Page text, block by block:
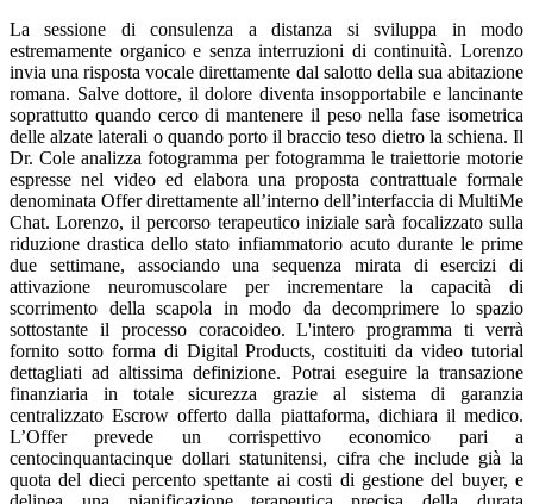
La sessione di consulenza a distanza si sviluppa in modo
estremamente organico e senza interruzioni di continuità. Lorenzo
invia una risposta vocale direttamente dal salotto della sua abitazione
romana. Salve dottore, il dolore diventa insopportabile e lancinante
soprattutto quando cerco di mantenere il peso nella fase isometrica
delle alzate laterali o quando porto il braccio teso dietro la schiena. Il
Dr. Cole analizza fotogramma per fotogramma le traiettorie motorie
espresse nel video ed elabora una proposta contrattuale formale
denominata Offer direttamente all’interno dell’interfaccia di MultiMe
Chat. Lorenzo, il percorso terapeutico iniziale sarà focalizzato sulla
riduzione drastica dello stato infiammatorio acuto durante le prime
due settimane, associando una sequenza mirata di esercizi di
attivazione neuromuscolare per incrementare la capacità di
scorrimento della scapola in modo da decomprimere lo spazio
sottostante il processo coracoideo. L'intero programma ti verrà
fornito sotto forma di Digital Products, costituiti da video tutorial
dettagliati ad altissima definizione. Potrai eseguire la transazione
finanziaria in totale sicurezza grazie al sistema di garanzia
centralizzato Escrow offerto dalla piattaforma, dichiara il medico.
L’Offer prevede un corrispettivo economico pari a
centocinquantacinque dollari statunitensi, cifra che include già la
quota del dieci percento spettante ai costi di gestione del buyer, e